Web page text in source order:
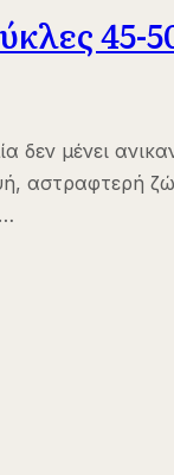
45-
μένει
αστραφτερή